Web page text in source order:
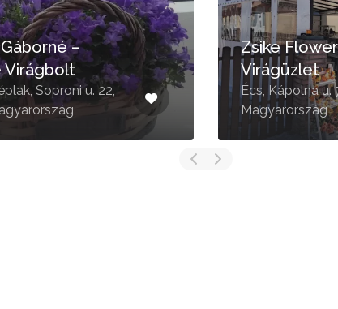
–
Virágbolt
Soproni u. 22,
Zsike Flower
Virágüzlet
Écs, Kápolna u.
Magyarország